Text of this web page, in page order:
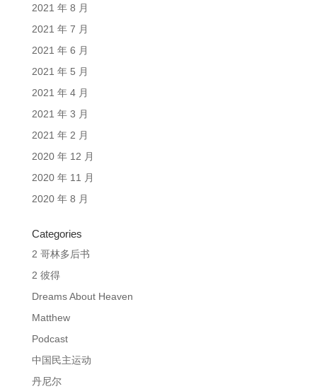
2021 年 8 月
2021 年 7 月
2021 年 6 月
2021 年 5 月
2021 年 4 月
2021 年 3 月
2021 年 2 月
2020 年 12 月
2020 年 11 月
2020 年 8 月
Categories
2 哥林多后书
2 彼得
Dreams About Heaven
Matthew
Podcast
中国民主运动
丹尼尔